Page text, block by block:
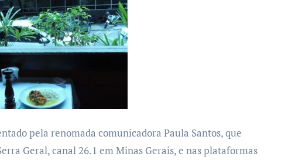
pela renomada comunicadora Paula Santos, que
Geral, canal 26.1 em Minas Gerais, e nas plataformas